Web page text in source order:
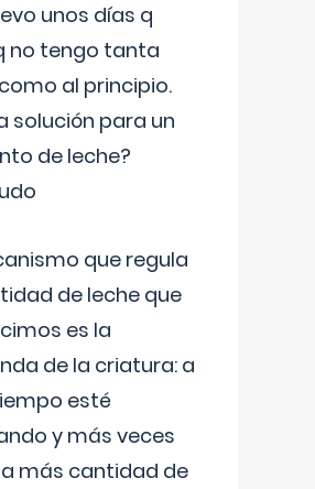
unos días q
no tengo tanta
al principio.
solución para un
de leche?
que regula
de leche que
es la
de la criatura: a
esté
y más veces
más cantidad de